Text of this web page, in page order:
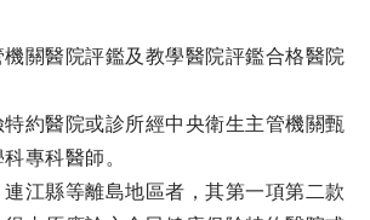
關醫院評鑑及教學醫院評鑑合格醫院
約醫院或診所經中央衛生主管機關甄
專科醫師。
江縣等離島地區者，其第一項第二款